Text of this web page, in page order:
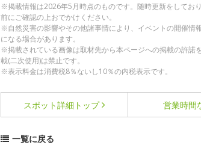
※掲載情報は2026年5月時点のものです。随時更新をしてお
前にご確認の上おでかけください。
※自然災害の影響やその他諸事情により、イベントの開催情
になる場合があります。
※掲載されている画像は取材先から本ページへの掲載の許諾
載(二次使用)は禁止です。
※表示料金は消費税8％ないし10％の内税表示です。
スポット詳細 トップ 営業時間
一覧に戻る